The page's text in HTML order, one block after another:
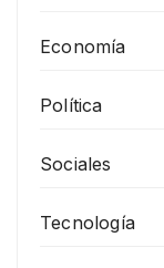
Economía
Política
Sociales
Tecnología